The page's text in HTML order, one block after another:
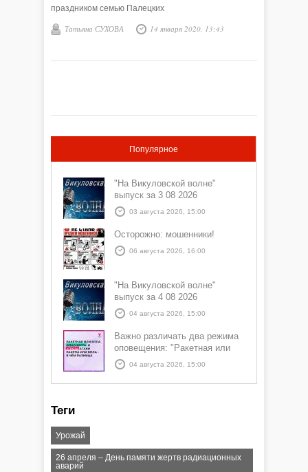
праздником семью Палецких
Татьяна СУХОВА 14 января 2020, 13:43
Популярное
"На Викуловской волне"
выпуск за 3 08 2026
03 августа 2026, 15:00
Осторожно: мошенники!
06 августа 2026, 16:00
"На Викуловской волне"
выпуск за 4 08 2026
04 августа 2026, 15:00
Важно различать два режима
оповещения: "Ракетная или
БПЛА опасность" и "Угроза
атаки ракеты или БПЛА"
04 августа 2026, 15:00
Теги
Урожай
26 апреля – День памяти жертв радиационных
аварий